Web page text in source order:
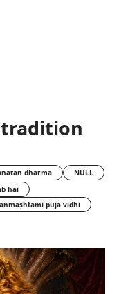
dharma
NULL
hai
puja vidhi